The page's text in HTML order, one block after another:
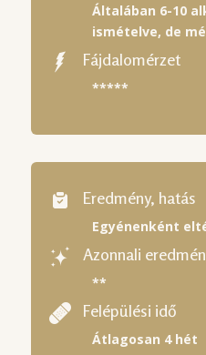
Általában 6-10
ismételve, de
Fájdalomérzet
*****
Eredmény, hatás
Egyénenként
Azonnali
**
Felépülési idő
Átlagosan 4 hét